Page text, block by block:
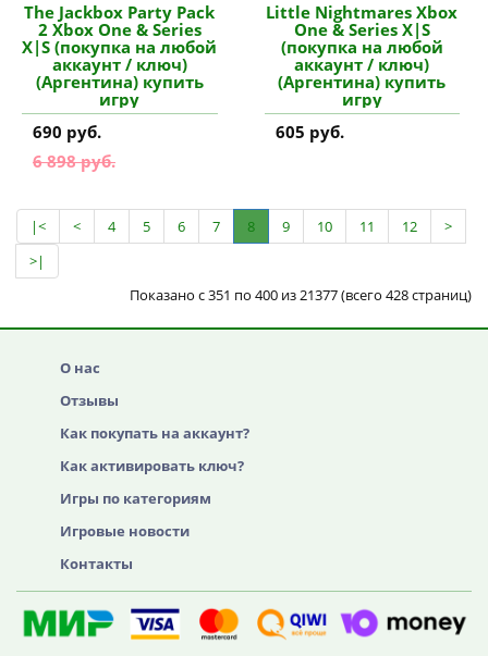
The Jackbox Party Pack
2 Xbox One & Series
X|S (покупка на любой
аккаунт / ключ)
(Аргентина) купить
игру
690 руб.
6 898 руб.
Little Nightmares Xbox
One & Series X|S
(покупка на любой
аккаунт / ключ)
(Аргентина) купить
игру
605 руб.
КЛЮЧ
ЛЮБОЙ АКК
Darksiders III - Blades &
Whip Edition Xbox One
& Series X|S (покупка
ключ) (Аргентина)
КЛЮЧ
ЛЮБОЙ АКК
Series X|S (покупка на
ключ) (Аргентина)
КЛЮЧ
ЛЮБОЙ АКК
NARUTO SHIPPUDEN:
Ultimate Ninja STORM
Series X|S (покупка на
ключ) (Аргентина)
купить игру